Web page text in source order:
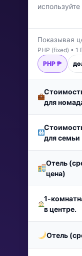
Показывая
PHP (fixed) • 1
PHP ₱
для
для семьи
Отель
цена)
1-
в центре.
Отель